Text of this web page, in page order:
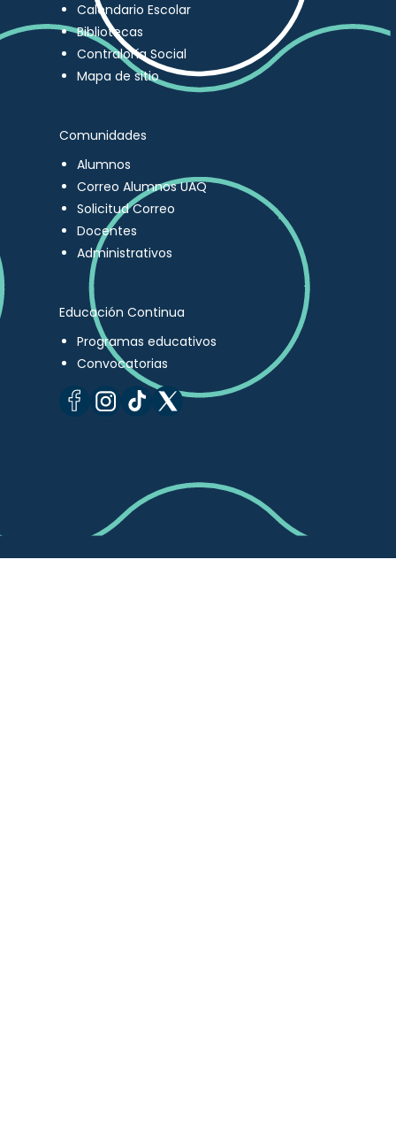
Calendario Escolar
Bibliotecas
Contraloría Social
Mapa de sitio
Comunidades
Alumnos
Correo Alumnos UAQ
Solicitud Correo
Docentes
Administrativos
Educación Continua
Programas educativos
Convocatorias